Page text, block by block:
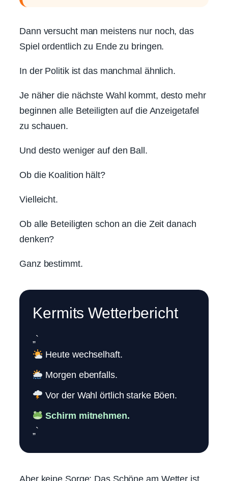
Dann versucht man meistens nur noch, das
Spiel ordentlich zu Ende zu bringen.
In der Politik ist das manchmal ähnlich.
Je näher die nächste Wahl kommt, desto mehr
beginnen alle Beteiligten auf die Anzeigetafel
zu schauen.
Und desto weniger auf den Ball.
Ob die Koalition hält?
Vielleicht.
Ob alle Beteiligten schon an die Zeit danach
denken?
Ganz bestimmt.
Kermits Wetterbericht
„`
Heute wechselhaft.
Morgen ebenfalls.
Vor der Wahl örtlich starke Böen.
Schirm mitnehmen.
„`